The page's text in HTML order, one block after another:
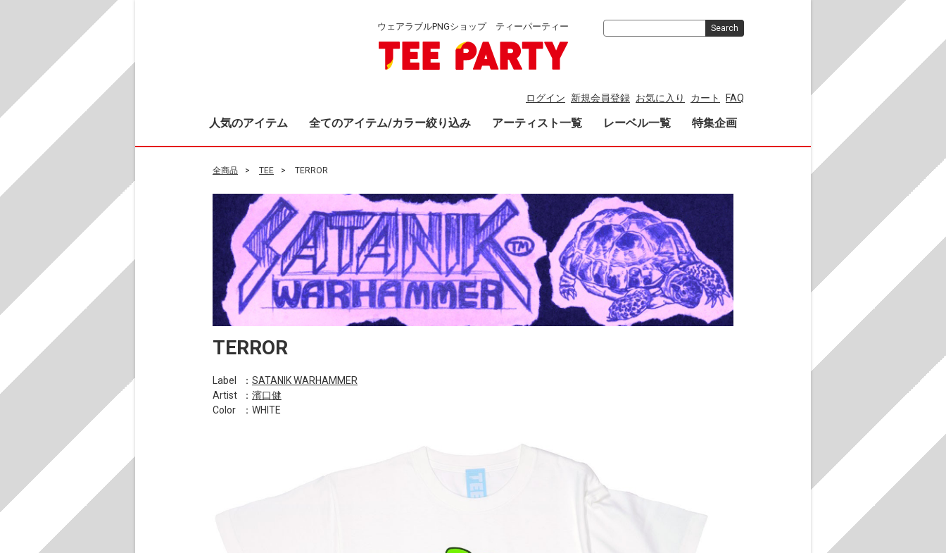
ウェアラブルPNGショップ ティーパーティー
ログイン 新規会員登録 お気に入り カート FAQ
人気のアイテム 全てのアイテム/カラー絞り込み アーティスト一覧 レーベル一覧 特集企画
Search
全商品 TEE TERROR
TERROR
Label ： SATANIK WARHAMMER
Artist
： 濱口健
Color
：WHITE